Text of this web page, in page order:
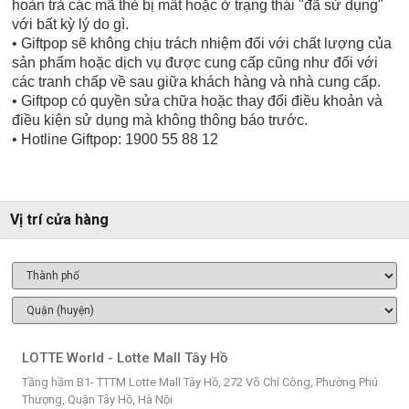
hoàn trả các mã thẻ bị mất hoặc ở trạng thái "đã sử dụng"
với bất kỳ lý do gì.
• Giftpop sẽ không chịu trách nhiệm đối với chất lượng của
sản phẩm hoặc dịch vụ được cung cấp cũng như đối với
các tranh chấp về sau giữa khách hàng và nhà cung cấp.
• Giftpop có quyền sửa chữa hoặc thay đổi điều khoản và
điều kiện sử dụng mà không thông báo trước.
• Hotline Giftpop: 1900 55 88 12
Vị trí cửa hàng
LOTTE World - Lotte Mall Tây Hồ
Tầng hầm B1- TTTM Lotte Mall Tây Hồ, 272 Võ Chí Công, Phường Phú
Thượng, Quận Tây Hồ, Hà Nội